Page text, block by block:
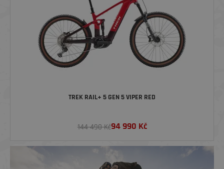
TREK RAIL+ 5 GEN 5 VIPER RED
144 490 Kč94 990 Kč